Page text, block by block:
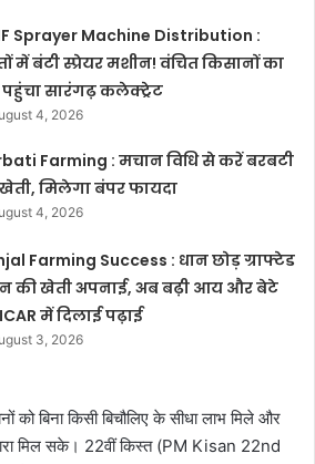
Sprayer Machine Distribution :
में बंटी स्प्रेयर मशीन! वंचित किसानों का
सारंगढ़ कलेक्ट्रेट
4, 2026
Farming : मचान विधि से करें बरबटी
मिलेगा बंपर फायदा
4, 2026
Farming Success : धान छोड़ ग्राफ्टेड
की खेती अपनाई, अब बढ़ी आय और बेटे
में दिलाई पढ़ाई
3, 2026
को बिना किसी बिचौलिए के सीधा लाभ मिले और
मिल सके। 22वीं किस्त (PM Kisan 22nd